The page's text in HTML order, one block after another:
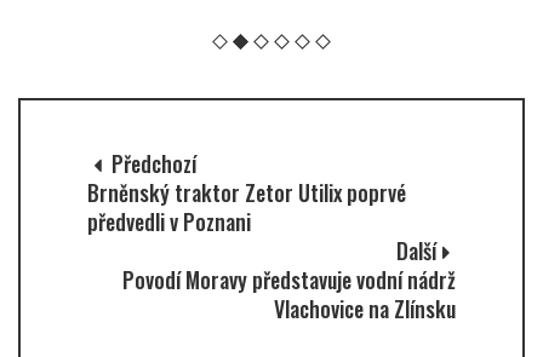
Předchozí
Brněnský traktor Zetor Utilix poprvé
předvedli v Poznani
Další
Povodí Moravy představuje vodní nádrž
Vlachovice na Zlínsku